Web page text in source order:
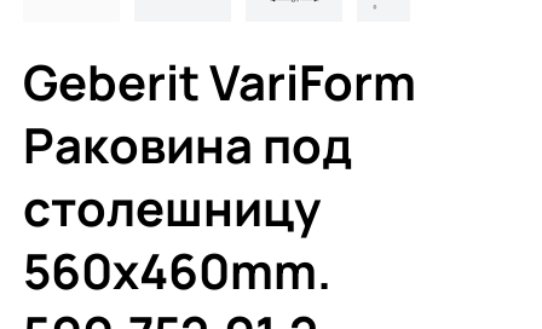
Geberit VariForm
Раковина под
столешницу
560х460mm.